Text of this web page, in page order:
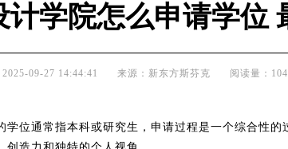
计学院怎么申请学位
2025-09-27 14:44:41 来源：新东方斯芬克 阅读量：
学位通常指本科或研究生，申请过程是一个综合性